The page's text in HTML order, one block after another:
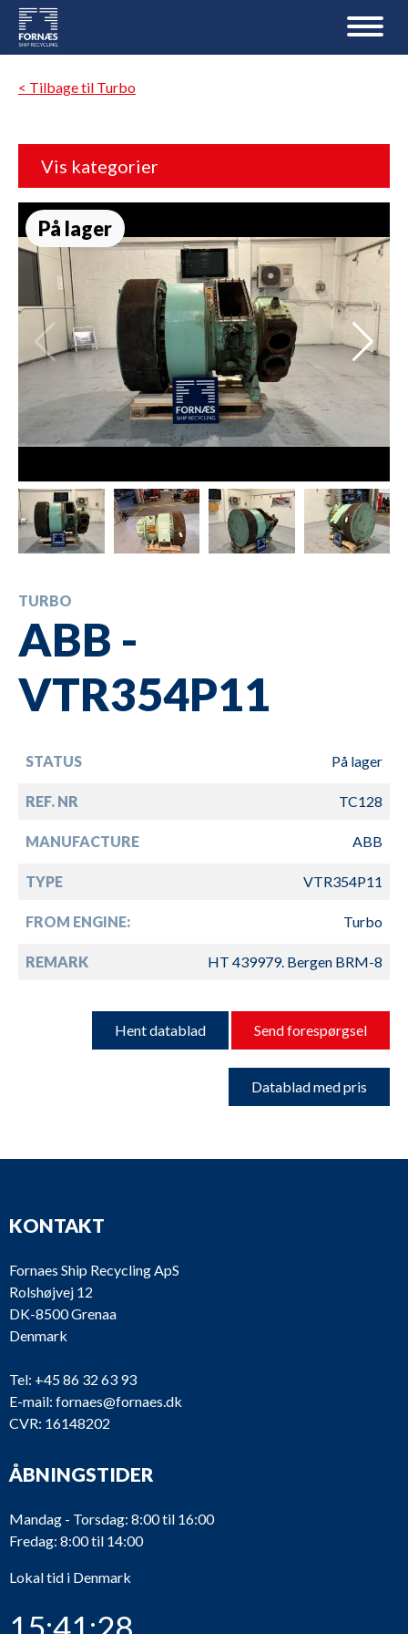
< Tilbage til Turbo
Vis kategorier
På lager
TURBO
ABB -
VTR354P11
STATUS På lager
REF. NR TC128
MANUFACTURE ABB
TYPE VTR354P11
FROM ENGINE: Turbo
REMARK HT 439979. Bergen BRM-8
Hent datablad Send forespørgsel
Datablad med pris
KONTAKT
Fornaes Ship Recycling ApS
Rolshøjvej 12
DK-8500 Grenaa
Denmark
Tel: +45 86 32 63 93
E-mail: fornaes@fornaes.dk
CVR: 16148202
ÅBNINGSTIDER
Mandag - Torsdag: 8:00 til 16:00
Fredag: 8:00 til 14:00
Lokal tid i Denmark